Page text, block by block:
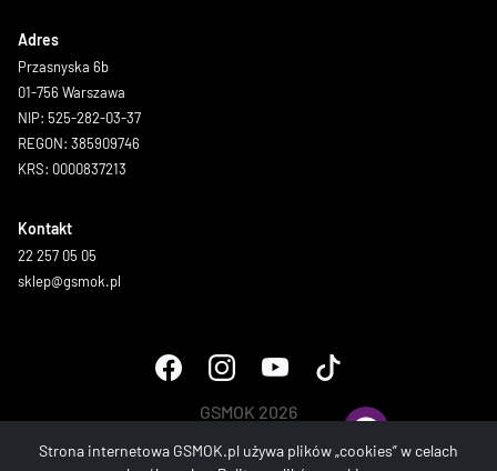
Adres
Przasnyska 6b
01-756 Warszawa
NIP: 525-282-03-37
REGON: 385909746
KRS: 0000837213
Kontakt
22 257 05 05
sklep@gsmok.pl
GSMOK 2026
Strona internetowa GSMOK.pl używa plików „cookies” w celach